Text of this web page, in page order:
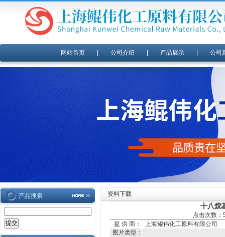
网站首页| 公司介绍 产品展示| 公司
产品搜索 资料下载
十八烷
点击次数
提 供 商：
上海鲲伟化工原料有限公司
图片类型：